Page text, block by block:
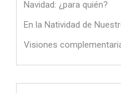
Navidad: ¿para quién?
En la Natividad de
Visiones